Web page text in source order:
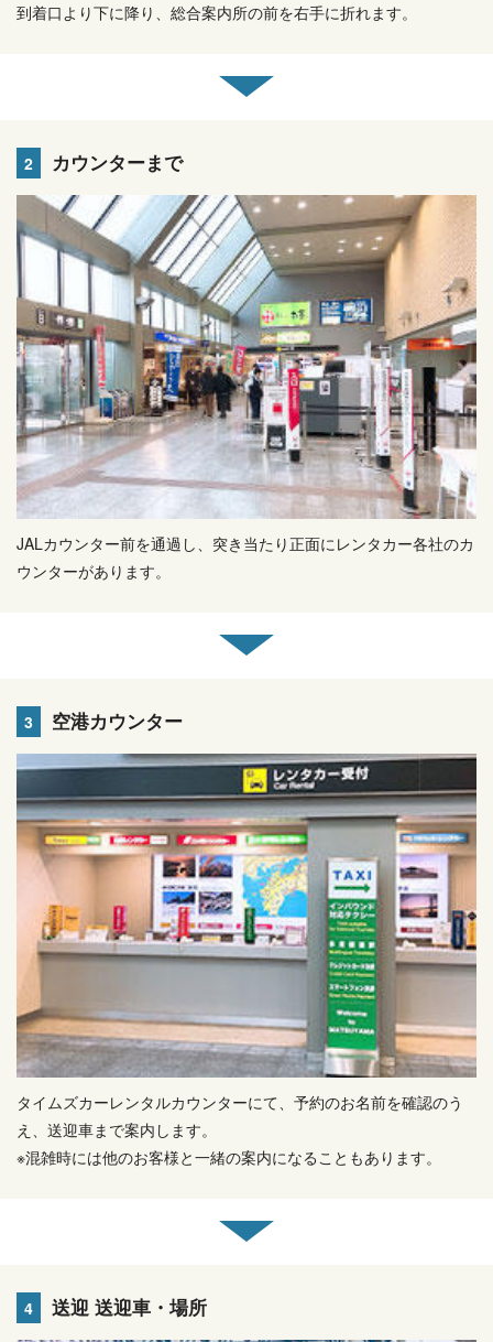
到着口より下に降り、総合案内所の前を右手に折れます。
2 カウンターまで
JALカウンター前を通過し、突き当たり正面にレンタカー各社のカ
ウンターがあります。
3 空港カウンター
タイムズカーレンタルカウンターにて、予約のお名前を確認のう
え、送迎車まで案内します。
※混雑時には他のお客様と一緒の案内になることもあります。
4 送迎 送迎車・場所